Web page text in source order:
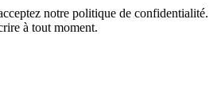
notre politique de confidentialité.
à tout moment.